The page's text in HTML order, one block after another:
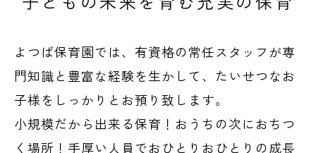
よつば保育園では、有資格の常任スタッフが専
門知識と豊富な経験を生かして、たいせつなお
子様をしっかりとお預り致します。
小規模だから出来る保育！おうちの次におちつ
く場所！手厚い人員でおひとりおひとりの成長